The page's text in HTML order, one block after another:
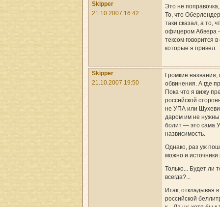
Skipper
21.10.2007 16:42
Это не
То, что
таки сказал, а то,
офицером Абвера
тексом говорится
которые я привел.
Skipper
21.10.2007 19:50
Громкие
обвинения. А где
Пока что я вижу
российской
не УПА или
даром им не
болит — это сама
назвисимость.
Однако, раз уж
можно и источники
Только... Будет ли
всегда?...
Итак, откладывая
российской